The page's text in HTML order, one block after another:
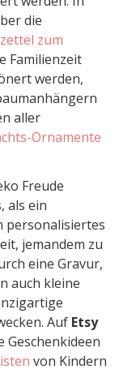
die
zum
Familienzeit
werden,
aller
Ornamente
Freude
als ein
personalisiertes
jemandem zu
eine Gravur,
auch kleine
Auf Etsy
Geschenkideen
von Kindern